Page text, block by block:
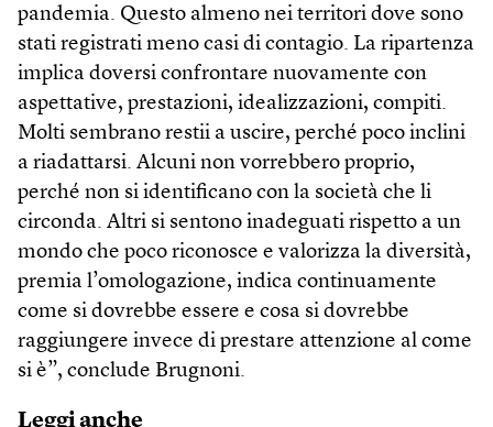
pandemia. Questo almeno nei territori dove sono
stati registrati meno casi di contagio. La ripartenza
implica doversi confrontare nuovamente con
aspettative, prestazioni, idealizzazioni, compiti.
Molti sembrano restii a uscire, perché poco inclini
a riadattarsi. Alcuni non vorrebbero proprio,
perché non si identificano con la società che li
circonda. Altri si sentono inadeguati rispetto a un
mondo che poco riconosce e valorizza la diversità,
premia l’omologazione, indica continuamente
come si dovrebbe essere e cosa si dovrebbe
raggiungere invece di prestare attenzione al come
si è”, conclude Brugnoni.
Leggi anche